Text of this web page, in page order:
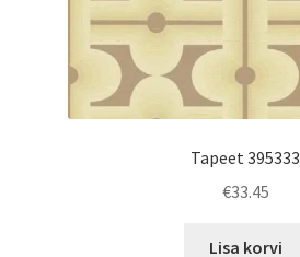
Tapeet 395333
€33.45
Lisa korvi